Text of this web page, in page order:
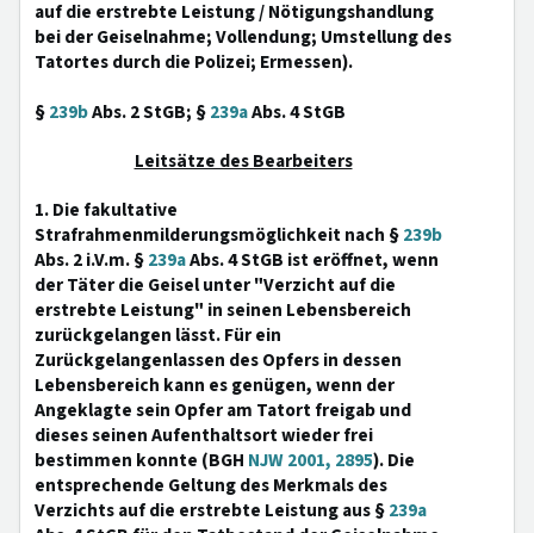
auf die erstrebte Leistung / Nötigungshandlung
bei der Geiselnahme; Vollendung; Umstellung des
Tatortes durch die Polizei; Ermessen).
§239bAbs. 2 StGB; §239aAbs. 4 StGB
Leitsätze des Bearbeiters
1. Die fakultative
Strafrahmenmilderungsmöglichkeit nach §239b
Abs. 2 i.V.m. §239aAbs. 4 StGB ist eröffnet, wenn
der Täter die Geisel unter "Verzicht auf die
erstrebte Leistung" in seinen Lebensbereich
zurückgelangen lässt. Für ein
Zurückgelangenlassen des Opfers in dessen
Lebensbereich kann es genügen, wenn der
Angeklagte sein Opfer am Tatort freigab und
dieses seinen Aufenthaltsort wieder frei
bestimmen konnte (BGH NJW 2001, 2895). Die
entsprechende Geltung des Merkmals des
Verzichts auf die erstrebte Leistung aus §239a